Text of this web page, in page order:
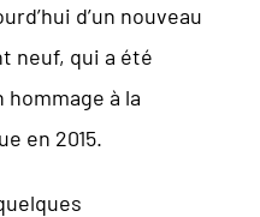
d’un nouveau
neuf, qui a été
à la
en 2015.